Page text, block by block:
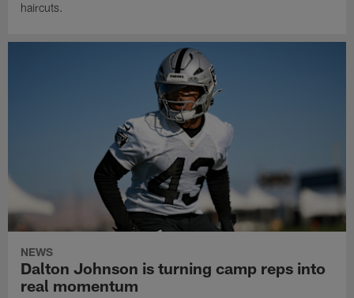
haircuts.
NEWS
Dalton Johnson is turning camp reps into
real momentum